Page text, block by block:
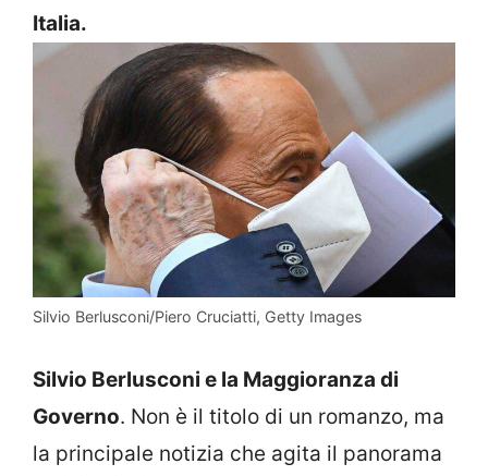
Italia.
Silvio Berlusconi/Piero Cruciatti, Getty Images
Silvio Berlusconi e la Maggioranza di
Governo. Non è il titolo di un romanzo, ma
la principale notizia che agita il panorama